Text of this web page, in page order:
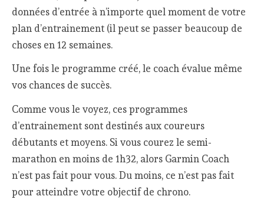
données d’entrée à n’importe quel moment de votre
plan d’entrainement (il peut se passer beaucoup de
choses en 12 semaines.
Une fois le programme créé, le coach évalue même
vos chances de succès.
Comme vous le voyez, ces programmes
d’entrainement sont destinés aux coureurs
débutants et moyens. Si vous courez le semi-
marathon en moins de 1h32, alors Garmin Coach
n’est pas fait pour vous. Du moins, ce n’est pas fait
pour atteindre votre objectif de chrono.